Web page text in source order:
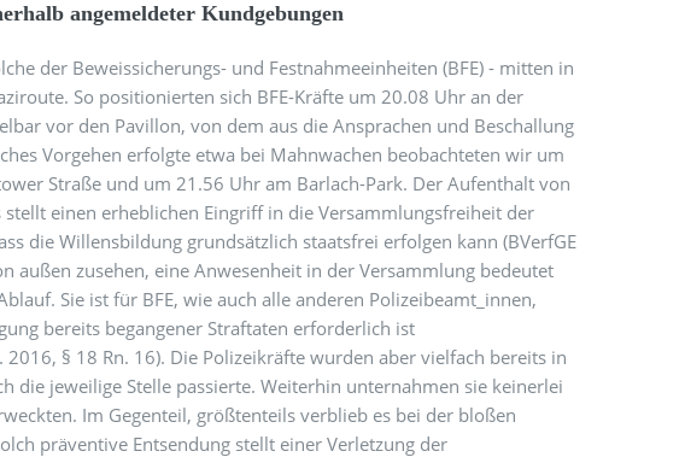
angemeldeter Kundgebungen
der Beweissicherungs- und Festnahmeeinheiten (BFE) - mitten in
So positionierten sich BFE-Kräfte um 20.08 Uhr an der
vor den Pavillon, von dem aus die Ansprachen und Beschallung
Vorgehen erfolgte etwa bei Mahnwachen beobachteten wir um
Straße und um 21.56 Uhr am Barlach-Park. Der Aufenthalt von
einen erheblichen Eingriff in die Versammlungsfreiheit der
die Willensbildung grundsätzlich staatsfrei erfolgen kann (BVerfGE
außen zusehen, eine Anwesenheit in der Versammlung bedeutet
Sie ist für BFE, wie auch alle anderen Polizeibeamt_innen,
bereits begangener Straftaten erforderlich ist
§ 18 Rn. 16). Die Polizeikräfte wurden aber vielfach bereits in
die jeweilige Stelle passierte. Weiterhin unternahmen sie keinerlei
Im Gegenteil, größtenteils verblieb es bei der bloßen
präventive Entsendung stellt einer Verletzung der